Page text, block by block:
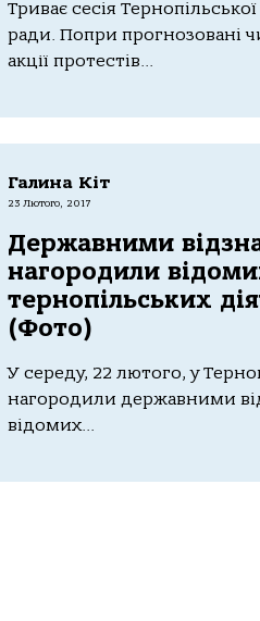
Триває сесія Тернопільської
ради. Попри прогнозовані
акції протестів...
Галина Кіт
23 Лютого, 2017
Державними
нагородили
тернопільських
(Фото)
У середу, 22 лютого, у
нагородили державними
відомих...